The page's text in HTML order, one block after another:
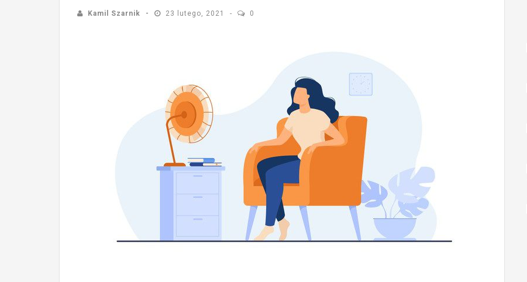
Kamil Szarnik 23 lutego, 2021 0